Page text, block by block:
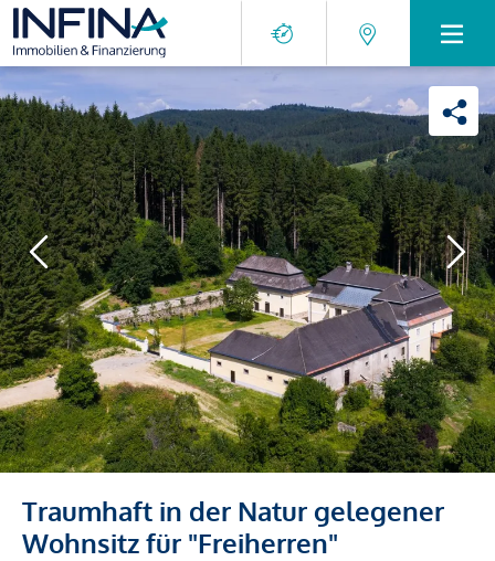
Traumhaft in der Natur gelegener
Wohnsitz für "Freiherren"